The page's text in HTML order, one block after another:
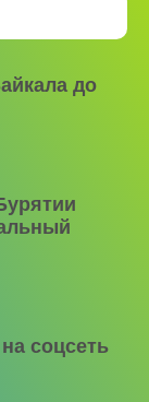
до
соцсеть